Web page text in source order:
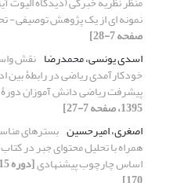
نمونه ای از یک پژوهش توصیفی -
صفحه 7-28]
اسدی یونسی، محمدرضا نقش
خودکارآمدی ریاضی در رابطۀ بین
پیشرفت ریاضی دانش آموزان
1395، صفحه 7-27]
اصغری، امیرحسین بسترهای
همراه با تحلیل محتوای جبر در
اساس چارچوب پیشنهادی